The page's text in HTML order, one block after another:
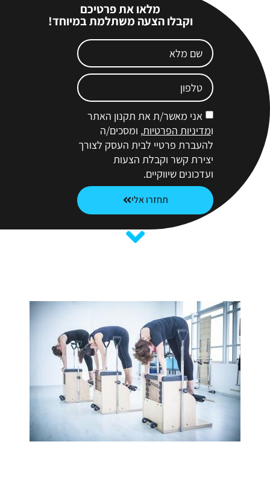
מלאו את פרטיכם
וקבלו הצעה משתלמת במיוחד!
אני מאשר/ת את תקנון האתר
ומדיניות הפרטיות, ומסכים/ה
להעברת פרטיי לבית העסק לצורך
יצירת קשר וקבלת הצעות
ועדכונים שיווקיים.
תחזרו אלי